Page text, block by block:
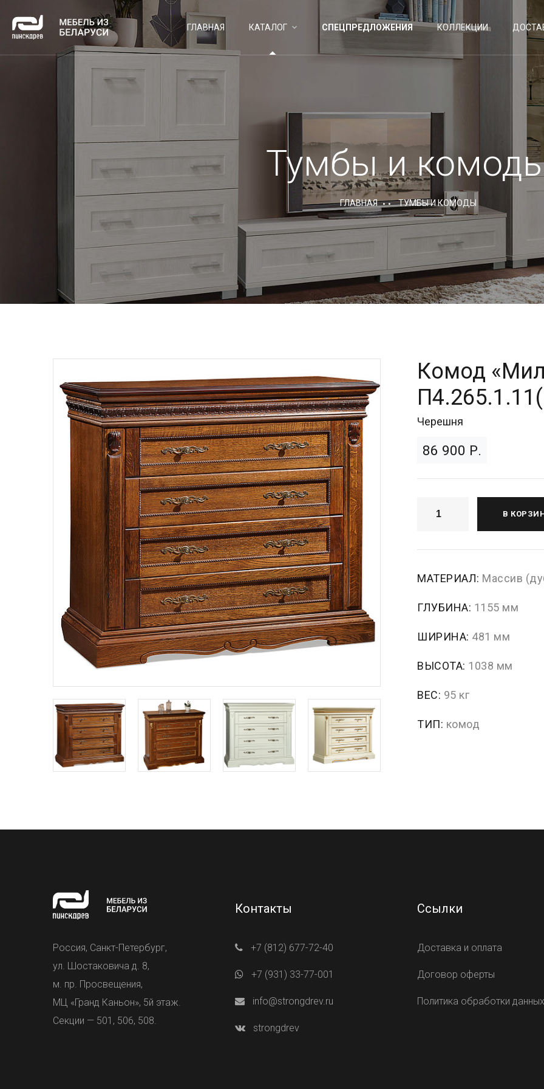
ГЛАВНАЯ КАТАЛОГ СПЕЦПРЕДЛОЖЕНИЯ КОЛЛЕКЦИИ
Тумбы и
ГЛАВНАЯ ТУМБЫ И КОМОДЫ
Комод
Черешня
86 900 Р.
В
МАТЕРИАЛ: Массив
ГЛУБИНА: 1155 мм
ШИРИНА: 481 мм
ВЫСОТА: 1038 мм
ВЕС: 95 кг
ТИП: комод
Россия, Санкт-Петербург,
ул. Шостаковича д. 8,
м. пр. Просвещения,
МЦ «Гранд Каньон», 5й этаж.
Секции — 501, 506, 508.
Контакты
+7 (812) 677-72-40
+7 (931) 33-77-001
info@strongdrev.ru
strongdrev
Ссылки
Доставка и оплата
Договор оферты
Политика обработки данных